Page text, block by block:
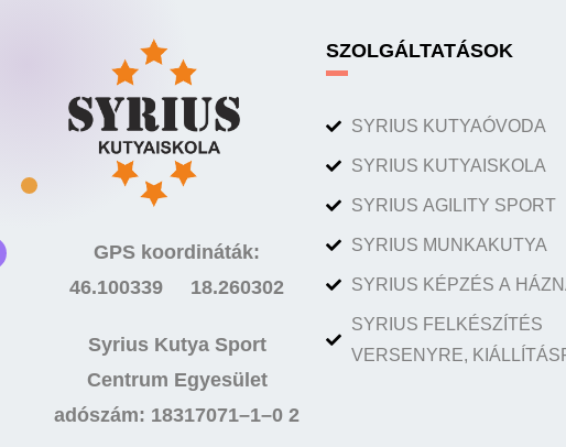
GPS koordináták:
46.100339 18.260302
Syrius Kutya Sport
Centrum Egyesület
adószám: 18317071–1–0 2
SZOLGÁLTATÁSOK
SYRIUS KUTYAÓVODA
SYRIUS KUTYAISKOLA
SYRIUS AGILITY SPORT
SYRIUS MUNKAKUTYA
SYRIUS KÉPZÉS A
SYRIUS FELKÉSZÍTÉS
VERSENYRE,